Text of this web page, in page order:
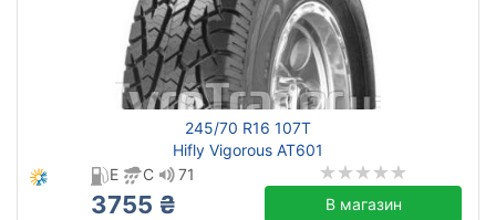
245/70 R16 107T
Hifly Vigorous AT601
E
C 71
3755 ₴ В магазин